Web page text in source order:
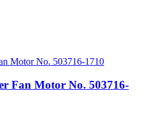
Fan Motor No. 503716-